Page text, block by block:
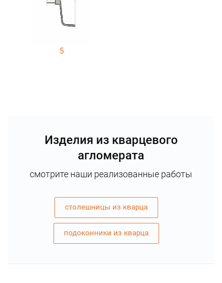
5
Изделия из кварцевого
агломерата
смотрите наши реализованные работы
столешницы из кварца
подоконники из кварца